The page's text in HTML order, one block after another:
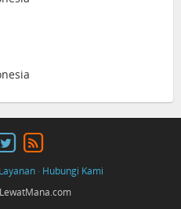
· Hubungi Kami
LewatMana.com